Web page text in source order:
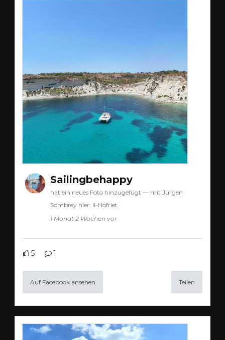
Sailingbehappy
hat ein neues Foto hinzugefügt — mit Jürgen
Sombrey hier: Il-Hofriet.
1 Monat 2 Wochen vor
5 1
Auf Facebook ansehen Teilen